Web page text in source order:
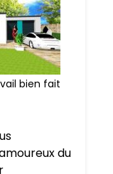
bien fait
du